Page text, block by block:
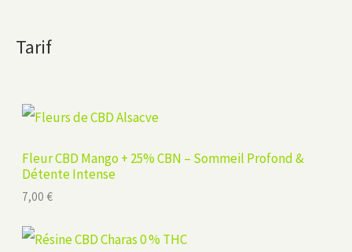
Tarif
Fleur CBD Mango + 25% CBN – Sommeil Profond &
Détente Intense
7,00 €